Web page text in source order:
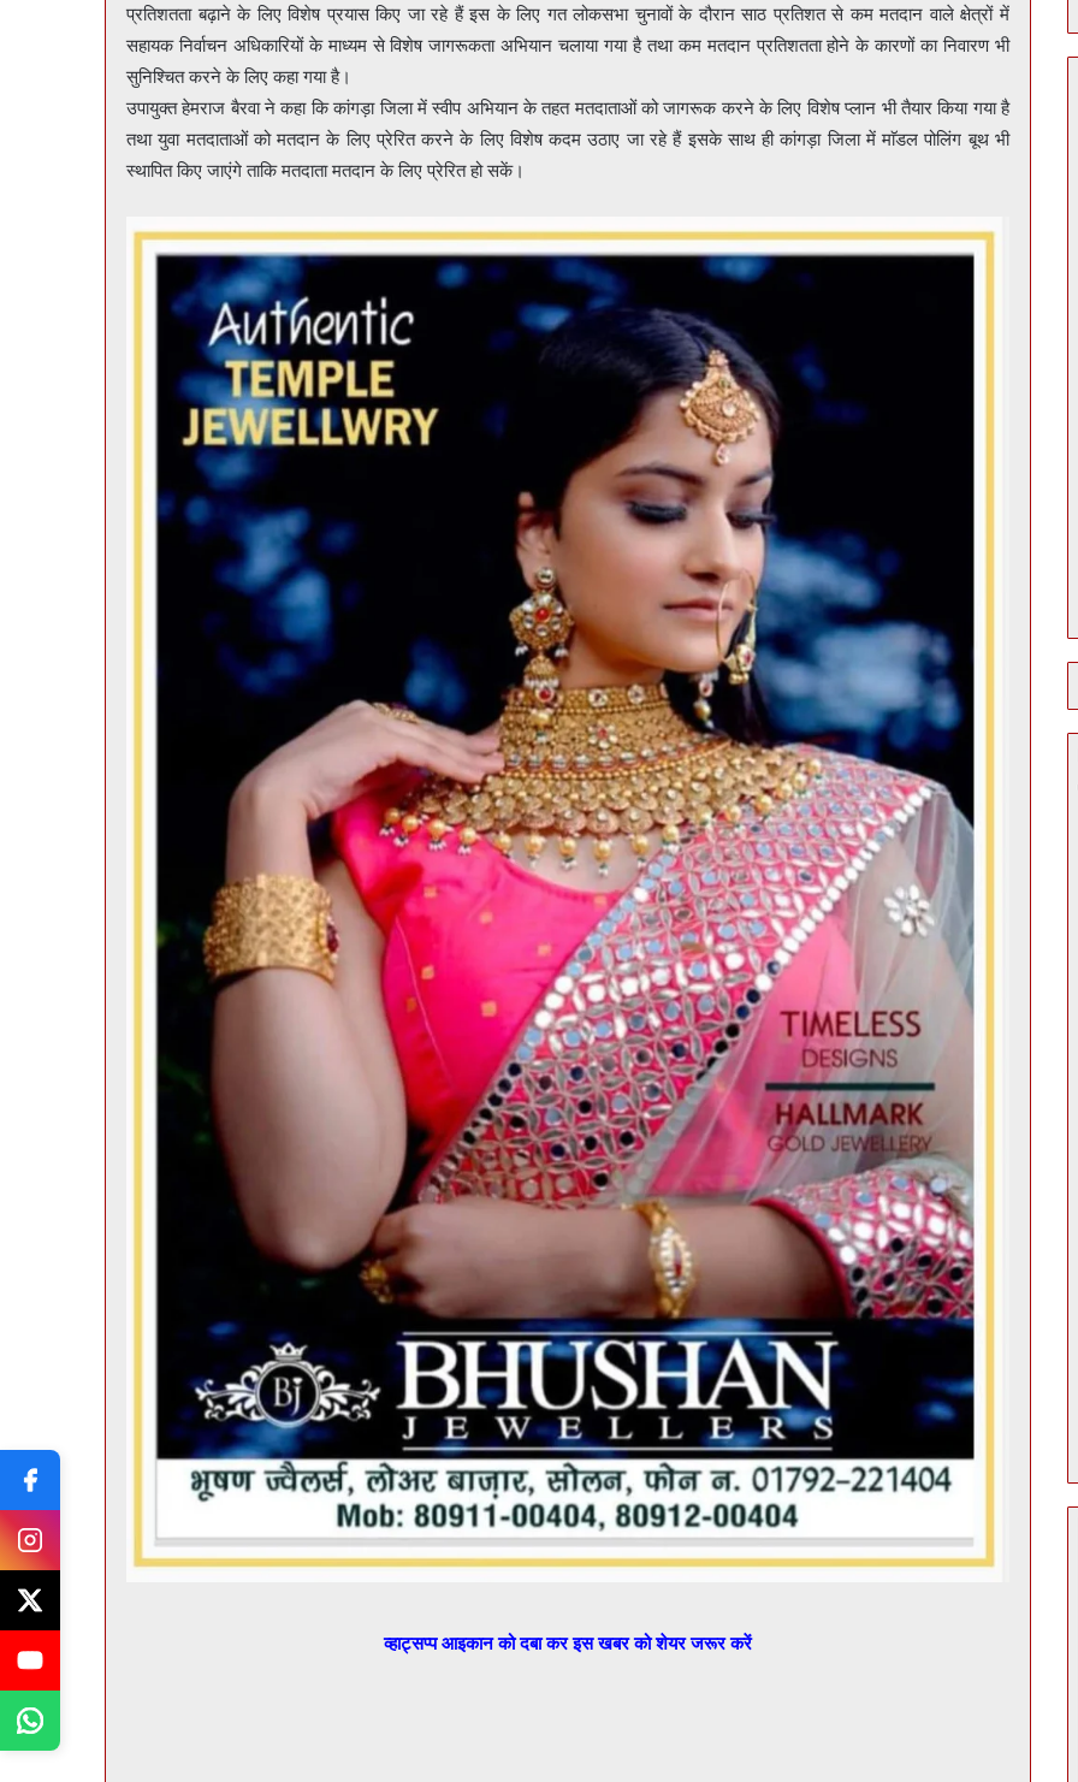
प्रतिशतता बढ़ाने के लिए विशेष प्रयास किए जा रहे हैं इस के लिए गत लोकसभा चुनावों के दौरान साठ प्रतिशत से कम मतदान वाले क्षेत्रों में
सहायक निर्वाचन अधिकारियों के माध्यम से विशेष जागरूकता अभियान चलाया गया है तथा कम मतदान प्रतिशतता होने के कारणों का निवारण भी
सुनिश्चित करने के लिए कहा गया है।
उपायुक्त हेमराज बैरवा ने कहा कि कांगड़ा जिला में स्वीप अभियान के तहत मतदाताओं को जागरूक करने के लिए विशेष प्लान भी तैयार किया गया है
तथा युवा मतदाताओं को मतदान के लिए प्रेरित करने के लिए विशेष कदम उठाए जा रहे हैं इसके साथ ही कांगड़ा जिला में माॅडल पोलिंग बूथ भी
स्थापित किए जाएंगे ताकि मतदाता मतदान के लिए प्रेरित हो सकें।
व्हाट्सप्प आइकान को दबा कर इस खबर को शेयर जरूर करें